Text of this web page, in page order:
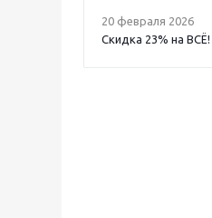
20 февраля 2026
Скидка 23% на ВСË!